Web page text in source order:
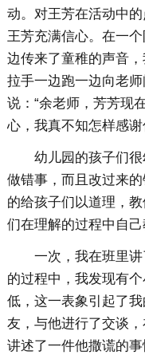
动。对王芳在活动中
王芳充满信心。在一
边传来了童稚的声音
拉手一边跑一边向老
说：“余老师，芳芳现
心，我真不知怎样感谢
幼儿园的孩子们
做错事，而且改过来
的给孩子们以道理，
们在理解的过程中自己
一次，我在班里
的过程中，我发现有
低，这一表象引起了
友，与他进行了交谈
讲述了一件他撒谎的